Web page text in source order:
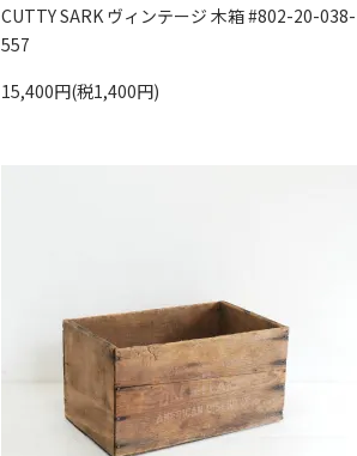
CUTTY SARK ヴィンテージ 木箱 #802-20-038-
557
15,400円(税1,400円)